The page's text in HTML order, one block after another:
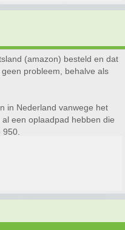
(amazon) besteld en dat
probleem, behalve als
in Nederland vanwege het
een oplaadpad hebben die